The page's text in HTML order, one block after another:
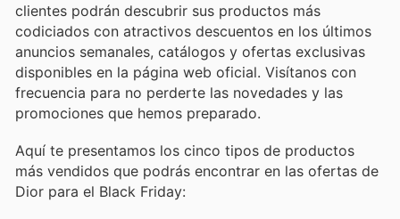
clientes podrán descubrir sus productos más
codiciados con atractivos descuentos en los últimos
anuncios semanales, catálogos y ofertas exclusivas
disponibles en la página web oficial. Visítanos con
frecuencia para no perderte las novedades y las
promociones que hemos preparado.
Aquí te presentamos los cinco tipos de productos
más vendidos que podrás encontrar en las ofertas de
Dior para el Black Friday: